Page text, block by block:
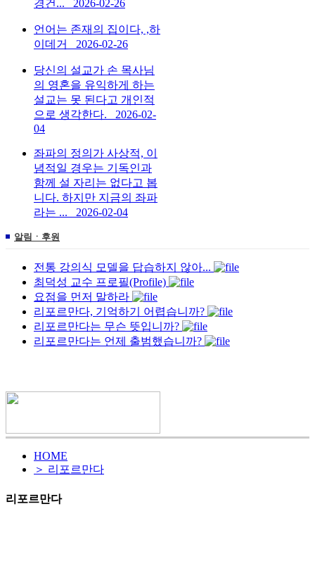
경건... 2026-02-26
언어는 존재의 집이다, ,하
이데거
2026-02-26
당신의 설교가 손 목사님
의 영혼을 유익하게 하는
설교는 못 된다고 개인적
으로 생각한다.
2026-02-
04
좌파의 정의가 사상적, 이
념적일 경우는 기독인과
함께 설 자리는 없다고 봅
니다. 하지만 지금의 좌파
라는 ...
2026-02-04
알림ㆍ후원
전통 강의식 모델을 답습하지 않아...
최덕성 교수 프로필(Profile)
요점을 먼저 말하라
리포르만다, 기억하기 어렵습니까?
리포르만다는 무슨 뜻입니까?
리포르만다는 언제 출범했습니까?
HOME
＞ 리포르만다
리포르만다